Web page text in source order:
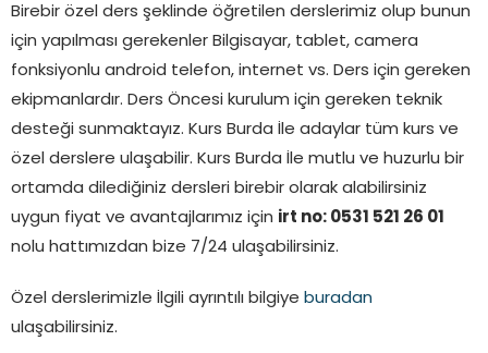
Birebir özel ders şeklinde öğretilen derslerimiz olup bunun
için yapılması gerekenler Bilgisayar, tablet, camera
fonksiyonlu android telefon, internet vs. Ders için gereken
ekipmanlardır. Ders Öncesi kurulum için gereken teknik
desteği sunmaktayız. Kurs Burda İle adaylar tüm kurs ve
özel derslere ulaşabilir. Kurs Burda İle mutlu ve huzurlu bir
ortamda dilediğiniz dersleri birebir olarak alabilirsiniz
uygun fiyat ve avantajlarımız için irt no: 0531 521 26 01
nolu hattımızdan bize 7/24 ulaşabilirsiniz.
Özel derslerimizle İlgili ayrıntılı bilgiye buradan
ulaşabilirsiniz.